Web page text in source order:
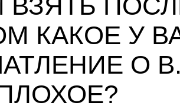
КАКОЕ У
О